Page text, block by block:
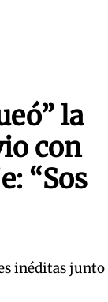
la
con
“Sos
inéditas junto